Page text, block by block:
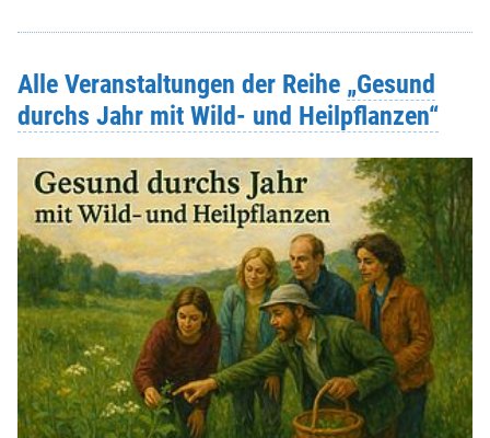
Strasse / Hausnr.*:
PLZ
Ort*:
Telefonnr.*:
Alle Veranstaltungen der Reihe „Gesund
durchs Jahr mit Wild- und Heilpflanzen“